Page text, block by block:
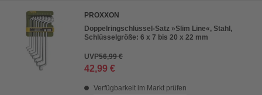
PROXXON
Doppelringschlüssel-Satz »Slim Line«, Stahl,
Schlüsselgröße: 6 x 7 bis 20 x 22 mm
UVP56,99 €
42,99 €
Verfügbarkeit im Markt prüfen